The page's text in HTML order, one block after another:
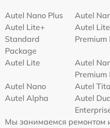
Autel Nano Plus
Autel
Autel Lite+
Standard
Package
Autel Lite
Premium
Autel Lite
Autel
Premium
Autel Nano
Autel
Autel Alpha
Autel
Мы занимаемся ремонтом